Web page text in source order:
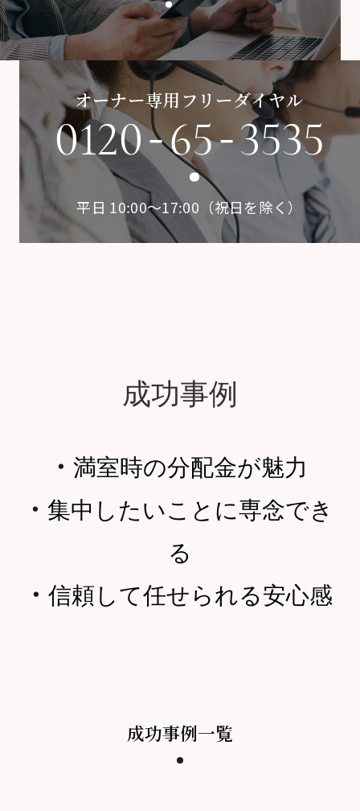
オーナー専用フリーダイヤル
0120-65-3535
平日 10:00〜17:00（祝日を除く）
成功事例
・ 満室時の分配金が魅力
・ 集中したいことに専念でき
る
・ 信頼して任せられる安心感
成功事例一覧